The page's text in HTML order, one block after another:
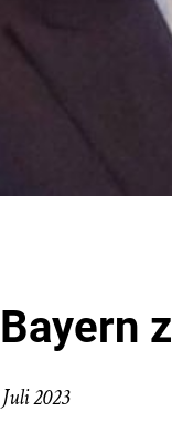
2023